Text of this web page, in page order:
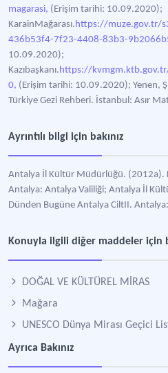
magarasi, (Erişim tarihi: 10.09.2020);
KarainMağarası.https://muze.gov.tr/
436b53f4-7f23-4408-83b3-
10.09.2020);
Kazıbaşkanı.https://
0, (Erişim tarihi: 10.09.2020); Yenen,
Türkiye Gezi Rehberi. İstanbul: Asır
Ayrıntılı bilgi için bakınız
Antalya İl Kültür Müdürlüğü. (2012a).
Antalya: Antalya Valiliği; Antalya İl
Dünden Bugüne Antalya CiltII.
Konuyla ilgili diğer maddeler için
DOĞAL VE KÜLTÜREL MİRAS
Mağara
UNESCO Dünya Mirası Geçici
Ayrıca Bakınız